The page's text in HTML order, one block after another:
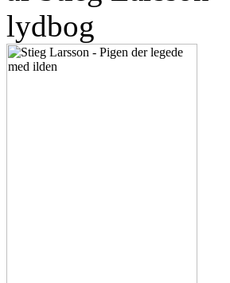
lydbog